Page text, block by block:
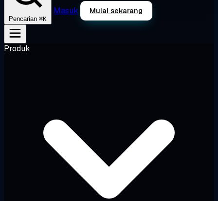
Pencarian ⌘K
Masuk Mulai sekarang
Produk